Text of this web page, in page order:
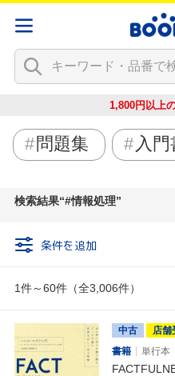
1,800円以上
問題集 入門
検索結果 #情報処理
条件を追加
1件～60件（全3,006件）
中古
店舗
書籍
単行本